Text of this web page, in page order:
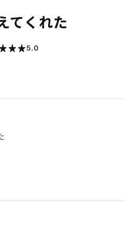
てくれた
5.0